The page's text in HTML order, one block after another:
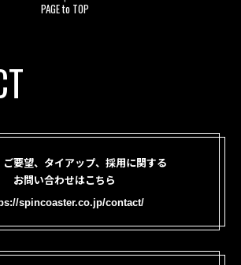
PAGE to TOP
ご要望、タイアップ、採用に関する
お問い合わせはこちら
spincoaster.co.jp/contact/